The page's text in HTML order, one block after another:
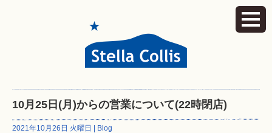
10月25日(月)からの営業について(22時閉店)
2021年10月26日 火曜日 | Blog